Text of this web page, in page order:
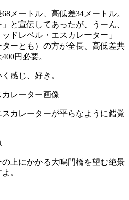
メートル、高低差34メートル。
と宣伝してあったが、うーん、
ドレベル・エスカレーター」
ターとも）の方が全長、高低差共
円必要。
感じ、好き。
カレーターが平らなように錯覚
上にかかる大鳴門橋を望む絶景
。